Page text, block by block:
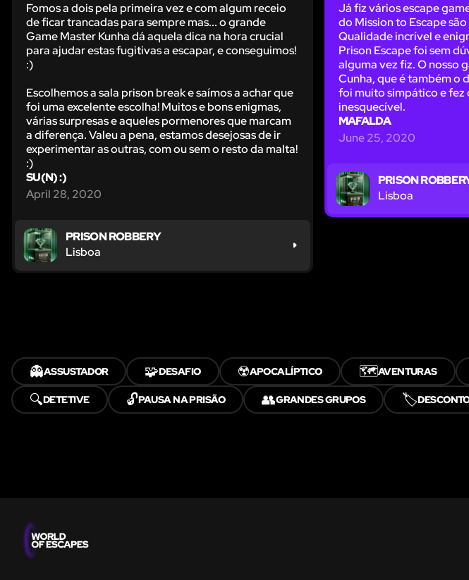
Fomos a dois pela primeira vez e com algum receio
de ficar trancadas para sempre mas... o grande
Game Master Kunha dá aquela dica na hora crucial
para ajudar estas fugitivas a escapar, e conseguimos!
:)
Escolhemos a sala prison break e saímos a achar que
foi uma excelente escolha! Muitos e bons enigmas,
várias surpresas e aqueles pormenores que marcam
a diferença. Valeu a pena, estamos desejosas de ir
experimentar as outras, com ou sem o resto da malta!
:)
SU(N) :)
April 28, 2020
PRISON ROBBERY
Lisboa
Já fiz vários escape
do Mission to Escape
Qualidade incrível e
Prison Escape foi sem
alguma vez fiz. O nosso
Cunha, que é também o
foi muito simpático e fez
inesquecível.
MAFALDA
June 25, 2020
PRISON
Lisboa
👻ASSUSTADOR 🧩DESAFIO ☢️APOCALÍPTICO 🗺️AVENTURAS
🔍DETETIVE 🔓PAUSA NA PRISÃO 👥GRANDES GRUPOS 🏷️